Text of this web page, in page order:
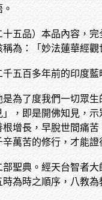
五品）本品內容，
為：「妙法蓮華經觀
五百多年前的印度
為了度我們一切眾
，即是開佛知見，
增長，早脫世間痛
萬苦的修行，才能證
聖典。經天台智者
為時之順序，八教